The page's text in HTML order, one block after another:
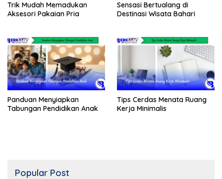
Trik Mudah Memadukan
Aksesori Pakaian Pria
Sensasi Bertualang di
Destinasi Wisata Bahari
Panduan Menyiapkan
Tabungan Pendidikan Anak
Tips Cerdas Menata Ruang
Kerja Minimalis
Popular Post